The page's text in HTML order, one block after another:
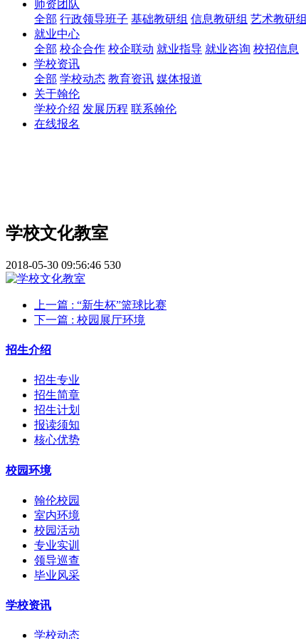
师资团队
全部 行政领导班子 基础教研组 信息教研组 艺术教研组
就业中心
全部 校企合作 校企联动 就业指导 就业咨询 校招信息
学校资讯
全部 学校动态 教育资讯 媒体报道
关于翰伦
学校介绍 发展历程 联系翰伦
在线报名
学校文化教室
2018-05-30 09:56:46 530
上一篇 : “新生杯”篮球比赛
下一篇 : 校园展厅环境
招生介绍
招生专业
招生简章
招生计划
报读须知
核心优势
校园环境
翰伦校园
室内环境
校园活动
专业实训
领导巡查
毕业风采
学校资讯
学校动态